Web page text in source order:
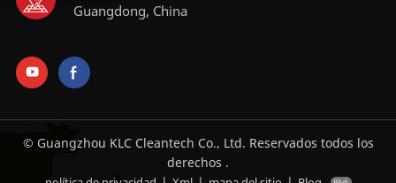
Guangdong, China
© Guangzhou KLC Cleantech Co., Ltd. Reservados todos los
derechos .